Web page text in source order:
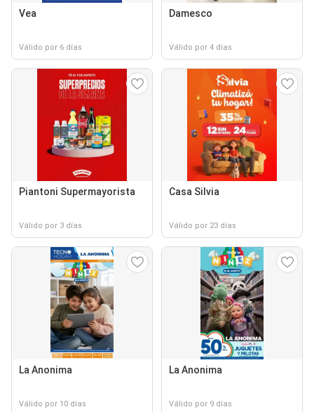
Vea
Válido por 6 días
Damesco
Válido por 4 días
Piantoni Supermayorista
Válido por 3 días
Casa Silvia
Válido por 23 días
La Anonima
Válido por 10 días
La Anonima
Válido por 9 días